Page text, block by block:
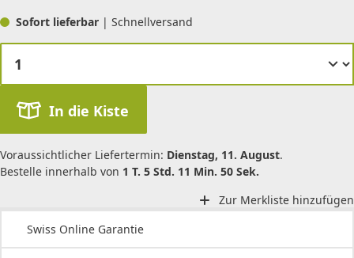
Sofort lieferbar | Schnellversand
In die Kiste
Voraussichtlicher Liefertermin: Dienstag, 11. August.
Bestelle innerhalb von 1 T. 5 Std. 11 Min. 50 Sek.
Zur Merkliste hinzufügen
Swiss Online Garantie